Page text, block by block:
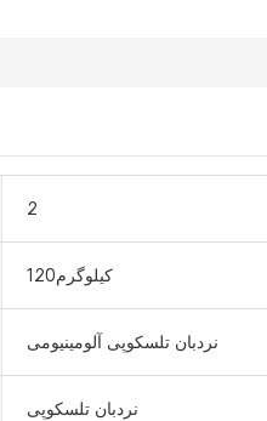
2
کیلوگرم120
نردبان تلسکوپی آلومینیومی
نردبان تلسکوپی